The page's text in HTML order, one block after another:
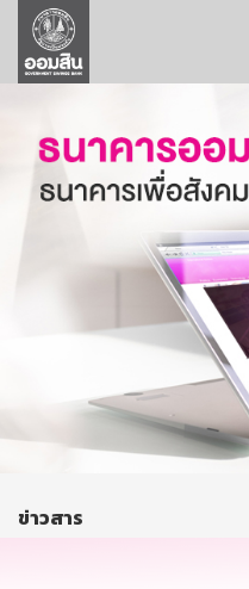
ลูกค้าธุรกิจ
ลูกค้าผู้ประกอบรายย่อย
ออมเพื่อสุข
เกี่ยวกับธนาคาร
การพัฒนาที่ยั่งยืน
บริการทางการเงิน
ติดต่อเรา
บริการออนไลน์
ข่าวสาร